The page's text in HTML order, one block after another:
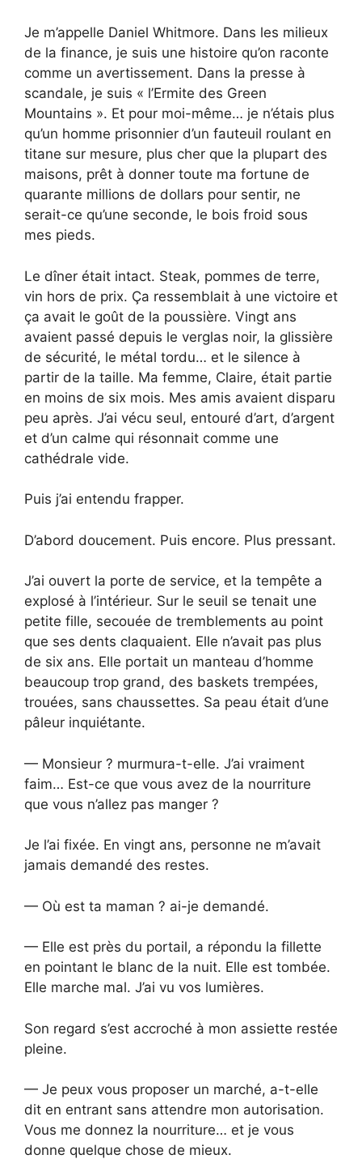
Je m’appelle Daniel Whitmore. Dans les milieux
de la finance, je suis une histoire qu’on raconte
comme un avertissement. Dans la presse à
scandale, je suis « l’Ermite des Green
Mountains ». Et pour moi-même… je n’étais plus
qu’un homme prisonnier d’un fauteuil roulant en
titane sur mesure, plus cher que la plupart des
maisons, prêt à donner toute ma fortune de
quarante millions de dollars pour sentir, ne
serait-ce qu’une seconde, le bois froid sous
mes pieds.
Le dîner était intact. Steak, pommes de terre,
vin hors de prix. Ça ressemblait à une victoire et
ça avait le goût de la poussière. Vingt ans
avaient passé depuis le verglas noir, la glissière
de sécurité, le métal tordu… et le silence à
partir de la taille. Ma femme, Claire, était partie
en moins de six mois. Mes amis avaient disparu
peu après. J’ai vécu seul, entouré d’art, d’argent
et d’un calme qui résonnait comme une
cathédrale vide.
Puis j’ai entendu frapper.
D’abord doucement. Puis encore. Plus pressant.
J’ai ouvert la porte de service, et la tempête a
explosé à l’intérieur. Sur le seuil se tenait une
petite fille, secouée de tremblements au point
que ses dents claquaient. Elle n’avait pas plus
de six ans. Elle portait un manteau d’homme
beaucoup trop grand, des baskets trempées,
trouées, sans chaussettes. Sa peau était d’une
pâleur inquiétante.
— Monsieur ? murmura-t-elle. J’ai vraiment
faim… Est-ce que vous avez de la nourriture
que vous n’allez pas manger ?
Je l’ai fixée. En vingt ans, personne ne m’avait
jamais demandé des restes.
— Où est ta maman ? ai-je demandé.
— Elle est près du portail, a répondu la fillette
en pointant le blanc de la nuit. Elle est tombée.
Elle marche mal. J’ai vu vos lumières.
Son regard s’est accroché à mon assiette restée
pleine.
— Je peux vous proposer un marché, a-t-elle
dit en entrant sans attendre mon autorisation.
Vous me donnez la nourriture… et je vous
donne quelque chose de mieux.